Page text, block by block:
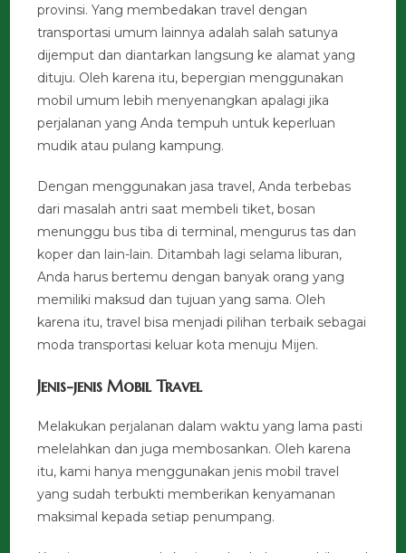
provinsi. Yang membedakan travel dengan
transportasi umum lainnya adalah salah satunya
dijemput dan diantarkan langsung ke alamat yang
dituju. Oleh karena itu, bepergian menggunakan
mobil umum lebih menyenangkan apalagi jika
perjalanan yang Anda tempuh untuk keperluan
mudik atau pulang kampung.
Dengan menggunakan jasa travel, Anda terbebas
dari masalah antri saat membeli tiket, bosan
menunggu bus tiba di terminal, mengurus tas dan
koper dan lain-lain. Ditambah lagi selama liburan,
Anda harus bertemu dengan banyak orang yang
memiliki maksud dan tujuan yang sama. Oleh
karena itu, travel bisa menjadi pilihan terbaik sebagai
moda transportasi keluar kota menuju Mijen.
Jenis-jenis Mobil Travel
Melakukan perjalanan dalam waktu yang lama pasti
melelahkan dan juga membosankan. Oleh karena
itu, kami hanya menggunakan jenis mobil travel
yang sudah terbukti memberikan kenyamanan
maksimal kepada setiap penumpang.